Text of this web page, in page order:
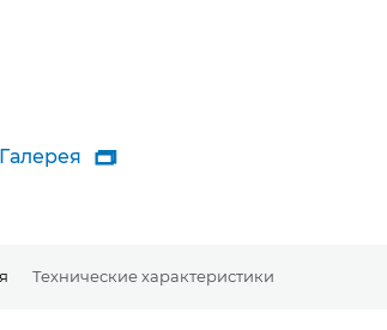
Галерея 
Технические характеристики